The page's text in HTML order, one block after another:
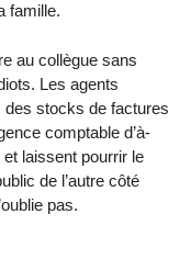
famille.
au collègue sans
Les agents
des stocks de factures
comptable d’à-
laissent pourrir le
de l’autre côté
pas.